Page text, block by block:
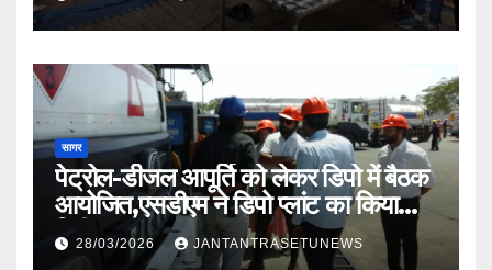
सागर
पेट्रोल-डीजल आपूर्ति को लेकर डिपो में बैठक
आयोजित,एसडीएम ने डिपो प्लांट का किया
निरीक्षण
28/03/2026 JANTANTRASETUNEWS